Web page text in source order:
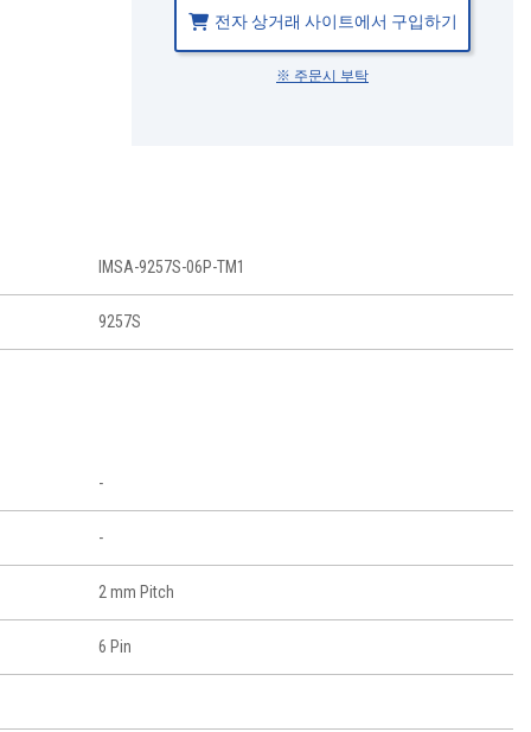
전자 상거래 사이트에서 구입하기
※ 주문시 부탁
IMSA-9257S-06P-TM1
9257S
-
-
2 mm Pitch
6 Pin